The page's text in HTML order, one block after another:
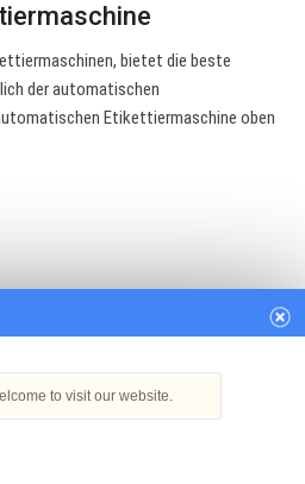
bietet die beste
der automatischen
Etikettiermaschine oben